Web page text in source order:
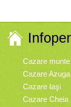
Cazare munte
Cazare Azuga
Cazare Iaşi
Cazare Cheia